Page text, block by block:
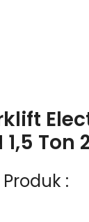
1,5 Ton
: